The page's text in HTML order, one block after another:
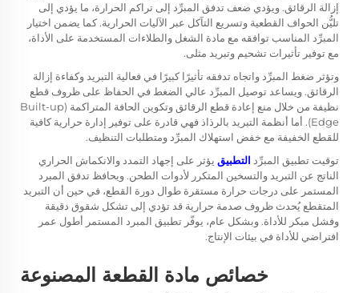
إزالة الرقائق. ويؤدي ضعف تدفق المبرِّد إلى تراكم الحرارة، ما يؤدي إلى
تليُّن الحواف القطعية وتسريع التآكل عبر الآليات الحرارية. كما يضمن اختيار
المبرِّد المناسب توافقه مع مادة الشغل والطلاءات المستخدمة على الأداة،
مع توفير تأثيرات تشحيم وتبريد مثلى.
وتؤثر ضغط المبرِّد واتجاه تدفقه تأثيرًا كبيرًا في فعالية التبريد وكفاءة إزالة
الرقائق. ويساعد توصيل المبرِّد عالي الضغط في الحفاظ على ظروف قطع
نظيفة من خلال منع إعادة قطع الرقائق وتكوين الحافة المتراكمة (Built-up
Edge). أما أنظمة التبريد بالرذاذ فهي قادرة على توفير إدارة حرارية كافية
للقطع الخفيفة مع خفض استهلاك المبرِّد ومتطلبات التنظيف.
توقيت تطبيق المبرِّد التطبيق يؤثر على إجهاد التمدد والانكماش الحراري
الناتج عن التبريد والتسخين المتكرر لأدوات الطحن. ويحافظ تدفق المبرد
المستمر على درجات حرارة مستقرة طوال دورة القطع، في حين أن التبريد
المتقطع يُحدث ظروف صدمة حرارية قد تؤدي إلى تشكل شقوق دقيقة
وفشل مبكر للأداة. وبشكل عام، يوفّر تطبيق المبرد المستمر أطول عمر
افتراضي للأداة في بيئات الإنتاج.
خصائص مادة القطعة المصنوعة